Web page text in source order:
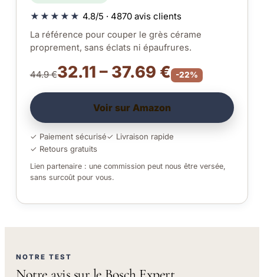
★★★★★ 4.8/5 · 4870 avis clients
La référence pour couper le grès cérame
proprement, sans éclats ni épaufrures.
44.9 €32.11 – 37.69 € -22%
Voir sur Amazon
✓ Paiement sécurisé✓ Livraison rapide
✓ Retours gratuits
Lien partenaire : une commission peut nous être versée,
sans surcoût pour vous.
NOTRE TEST